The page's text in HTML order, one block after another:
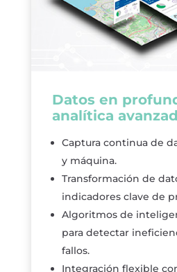
Datos en
analítica
Captura continua de
y máquina.
Transformación de
indicadores clave de
Algoritmos de
para detectar
fallos.
Integración flexible